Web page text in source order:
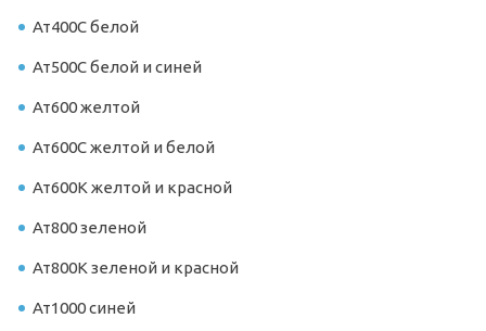
Ат400С белой
Ат500С белой и синей
Ат600 желтой
Ат600С желтой и белой
Ат600К желтой и красной
Ат800 зеленой
Ат800К зеленой и красной
Ат1000 синей